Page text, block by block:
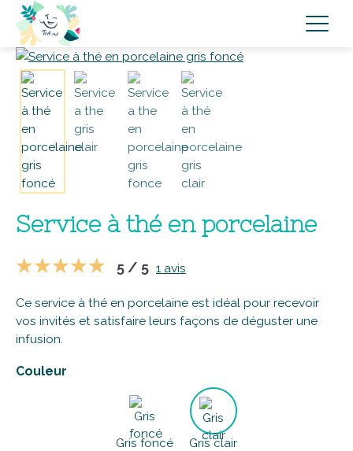
Service à thé en porcelaine
5 / 5 1 avis
Ce service à thé en porcelaine est idéal pour recevoir
vos invités et satisfaire leurs façons de déguster une
infusion.
Couleur
Gris foncé Gris clair